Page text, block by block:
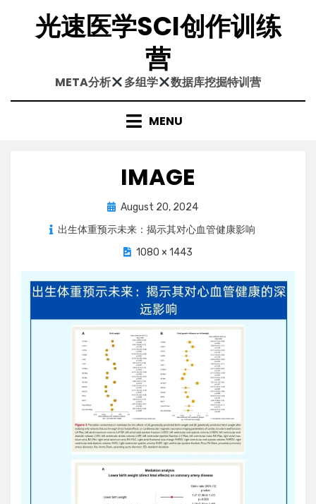
content光速医学SCI创作训练
营
META分析 多组学 数据库挖掘特训营
MENU
IMAGE
Posted
August 20, 2024
出生体重预示未来：揭示其对心血管健康影响
1080 × 1443